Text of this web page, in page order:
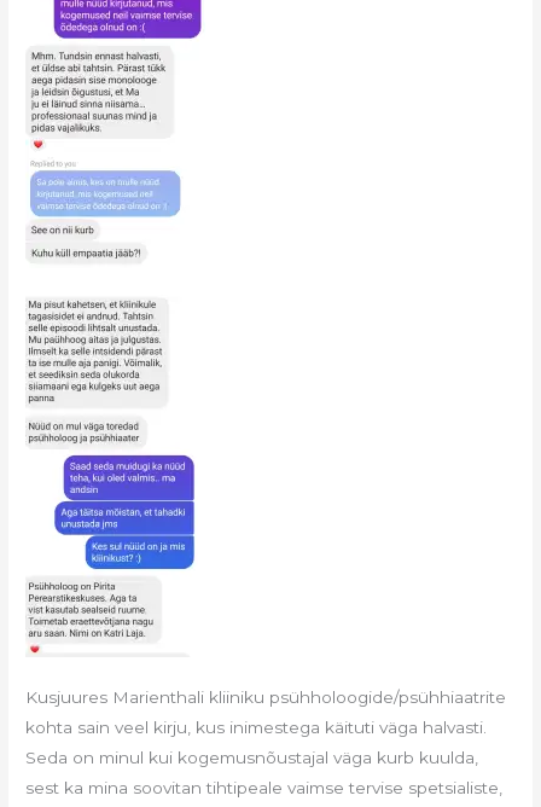
Kusjuures Marienthali kliiniku psühholoogide/psühhiaatrite
kohta sain veel kirju, kus inimestega käituti väga halvasti.
Seda on minul kui kogemusnõustajal väga kurb kuulda,
sest ka mina soovitan tihtipeale vaimse tervise spetsialiste,